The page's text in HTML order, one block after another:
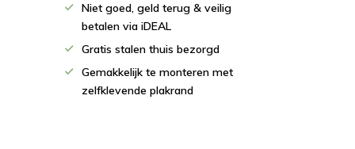
Niet goed, geld terug & veilig
betalen via iDEAL
Gratis stalen thuis bezorgd
Gemakkelijk te monteren met
zelfklevende plakrand